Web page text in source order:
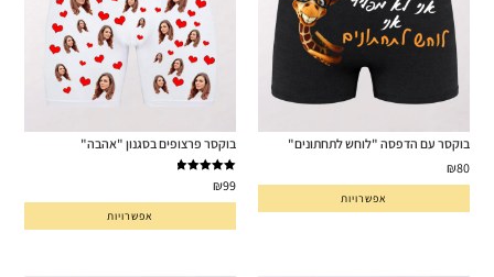
בוקסר עם הדפסה "לוחש לתחתונים"
₪80
אפשרויות
בוקסר פרצופים בסגנון "אהבה"
דורג5.00₪99
אפשרויות